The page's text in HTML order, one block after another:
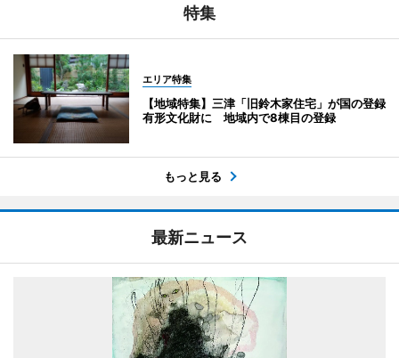
特集
エリア特集
【地域特集】三津「旧鈴木家住宅」が国の登録
有形文化財に 地域内で8棟目の登録
もっと見る
最新ニュース